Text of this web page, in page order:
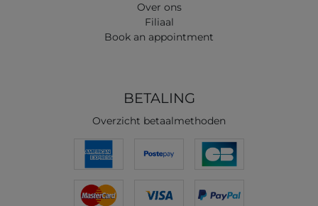
Over ons
Filiaal
Book an appointment
BETALING
Overzicht betaalmethoden